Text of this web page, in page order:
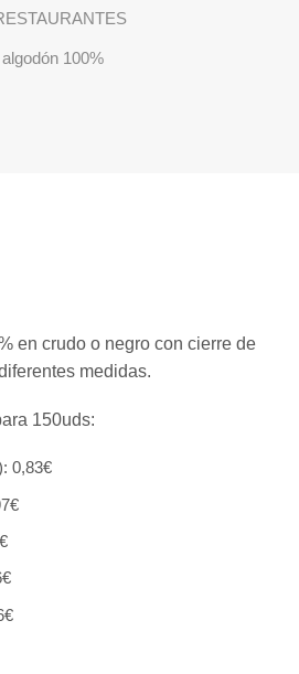
100%
en crudo o negro con cierre de
medidas.
150uds:
0,83€